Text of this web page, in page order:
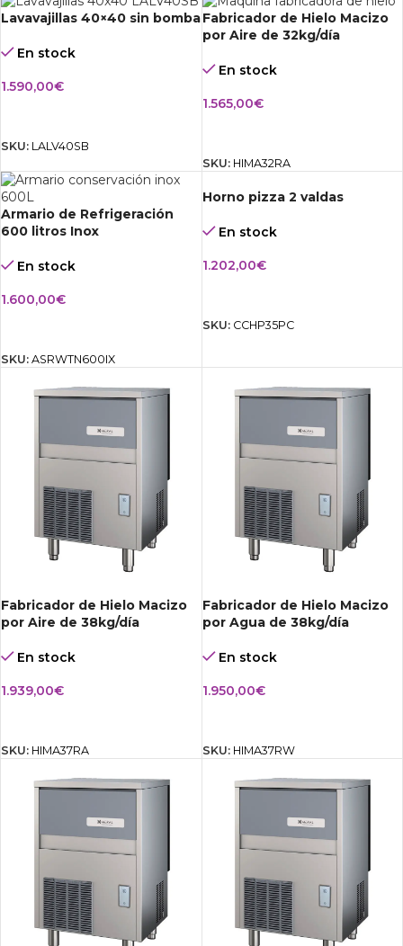
Lavavajillas 40×40 sin bomba
En stock
1.590,00€
SKU: LALV40SB
Fabricador de Hielo Macizo
por Aire de 32kg/día
En stock
1.565,00€
SKU: HIMA32RA
Armario de Refrigeración
600 litros Inox
En stock
1.600,00€
SKU: ASRWTN600IX
Horno pizza 2 valdas
En stock
1.202,00€
SKU: CCHP35PC
Fabricador de Hielo Macizo
por Aire de 38kg/día
En stock
1.939,00€
SKU: HIMA37RA
Fabricador de Hielo Macizo
por Agua de 38kg/día
En stock
1.950,00€
SKU: HIMA37RW